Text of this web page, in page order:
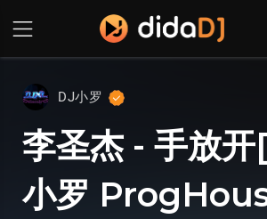
DJ小罗
李圣杰 - 手放
小罗